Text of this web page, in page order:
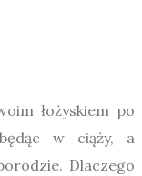
łożyskiem po
w ciąży, a
Dlaczego